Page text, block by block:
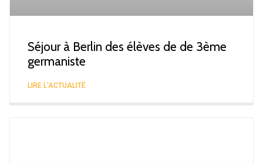
Séjour à Berlin des élèves de de 3ème
germaniste
LIRE L'ACTUALITÉ